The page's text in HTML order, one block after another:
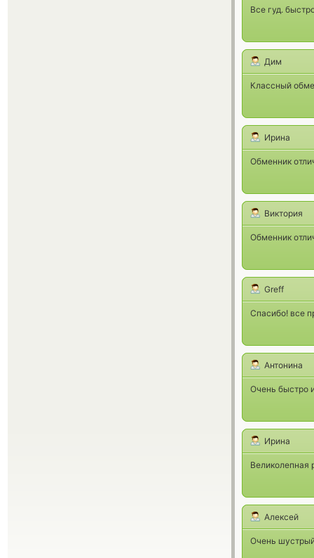
Все гуд.
Дим
Классный
Ирина
Обменник
Виктория
Обменник
Greff
Спасибо! все
Антонина
Очень быстро
Ирина
Великолепная
Алексей
Очень